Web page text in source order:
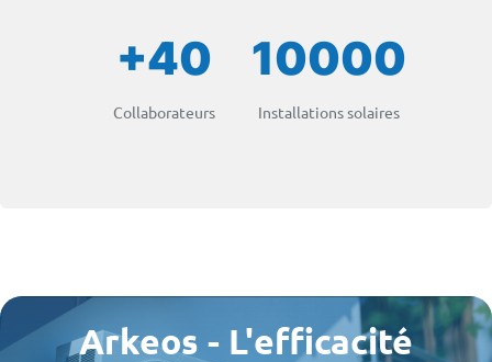
+40
Collaborateurs
10000
Installations solaires
Arkeos - L'efficacité